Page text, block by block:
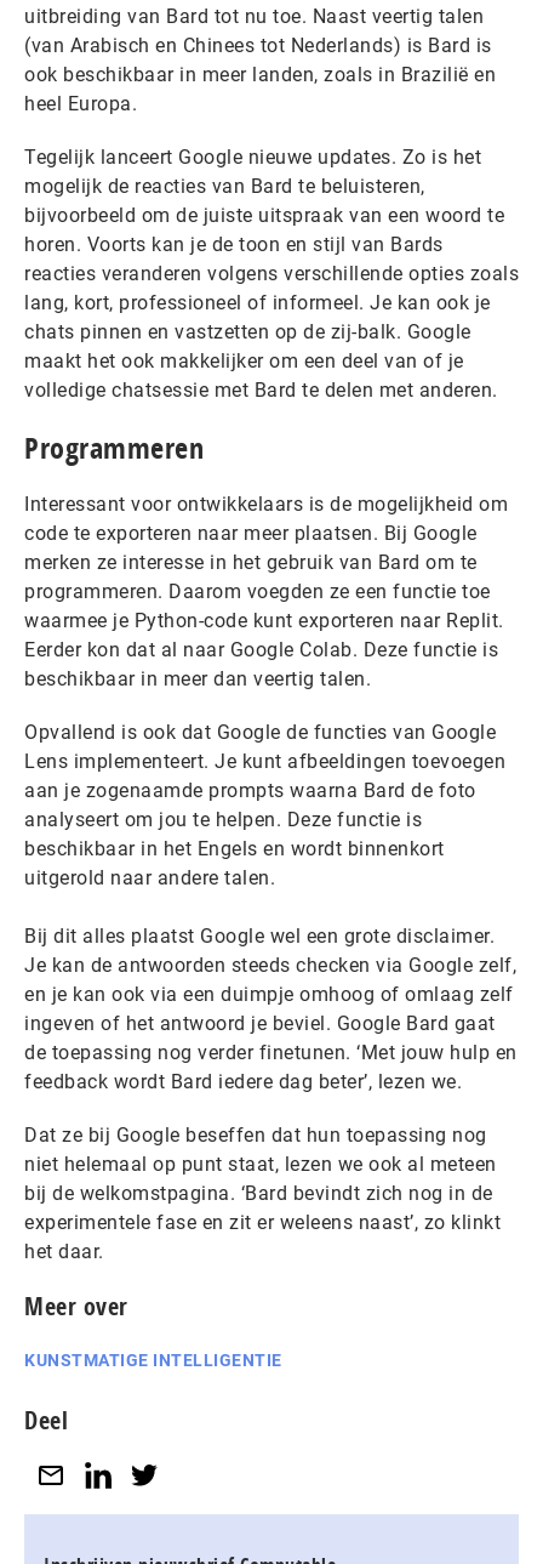
uitbreiding van Bard tot nu toe. Naast veertig talen
(van Arabisch en Chinees tot Nederlands) is Bard is
ook beschikbaar in meer landen, zoals in Brazilië en
heel Europa.
Tegelijk lanceert Google nieuwe updates. Zo is het
mogelijk de reacties van Bard te beluisteren,
bijvoorbeeld om de juiste uitspraak van een woord te
horen. Voorts kan je de toon en stijl van Bards
reacties veranderen volgens verschillende opties zoals
lang, kort, professioneel of informeel. Je kan ook je
chats pinnen en vastzetten op de zij-balk. Google
maakt het ook makkelijker om een deel van of je
volledige chatsessie met Bard te delen met anderen.
Programmeren
Interessant voor ontwikkelaars is de mogelijkheid om
code te exporteren naar meer plaatsen. Bij Google
merken ze interesse in het gebruik van Bard om te
programmeren. Daarom voegden ze een functie toe
waarmee je Python-code kunt exporteren naar Replit.
Eerder kon dat al naar Google Colab. Deze functie is
beschikbaar in meer dan veertig talen.
Opvallend is ook dat Google de functies van Google
Lens implementeert. Je kunt afbeeldingen toevoegen
aan je zogenaamde prompts waarna Bard de foto
analyseert om jou te helpen. Deze functie is
beschikbaar in het Engels en wordt binnenkort
uitgerold naar andere talen.
Bij dit alles plaatst Google wel een grote disclaimer.
Je kan de antwoorden steeds checken via Google zelf,
en je kan ook via een duimpje omhoog of omlaag zelf
ingeven of het antwoord je beviel. Google Bard gaat
de toepassing nog verder finetunen. ‘Met jouw hulp en
feedback wordt Bard iedere dag beter’, lezen we.
Dat ze bij Google beseffen dat hun toepassing nog
niet helemaal op punt staat, lezen we ook al meteen
bij de welkomstpagina. ‘Bard bevindt zich nog in de
experimentele fase en zit er weleens naast’, zo klinkt
het daar.
Meer over
KUNSTMATIGE INTELLIGENTIE
Deel